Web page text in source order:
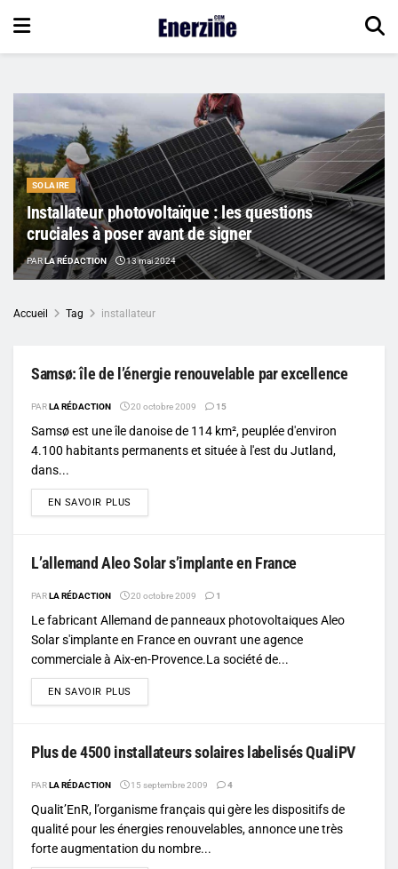
SOLAIRE
Installateur photovoltaïque : les questions
cruciales à poser avant de signer
PARLA RÉDACTION 13 mai 2024
Accueil Tag installateur
Samsø: île de l’énergie renouvelable par excellence
PARLA RÉDACTION 20 octobre 2009 15
Samsø est une île danoise de 114 km², peuplée d'environ
4.100 habitants permanents et située à l'est du Jutland,
dans...
EN SAVOIR PLUS
L’allemand Aleo Solar s’implante en France
PARLA RÉDACTION 20 octobre 2009 1
Le fabricant Allemand de panneaux photovoltaiques Aleo
Solar s'implante en France en ouvrant une agence
commerciale à Aix-en-Provence.La société de...
EN SAVOIR PLUS
Plus de 4500 installateurs solaires labelisés QualiPV
PARLA RÉDACTION 15 septembre 2009 4
Qualit’EnR, l’organisme français qui gère les dispositifs de
qualité pour les énergies renouvelables, annonce une très
forte augmentation du nombre...